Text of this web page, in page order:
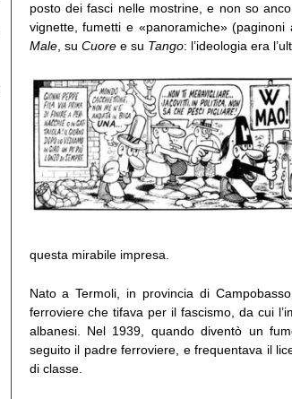
posto dei fasci nelle mostrine, e non so
vignette, fumetti e «panoramiche»
Male, su Cuoree su Tango: l’ideologia era
questa mirabile impresa.
Nato a Termoli, in provincia di
ferroviere che tifava per il fascismo, da cui
albanesi. Nel 1939, quando diventò un
seguito il padre ferroviere, e frequentava il
di classe.